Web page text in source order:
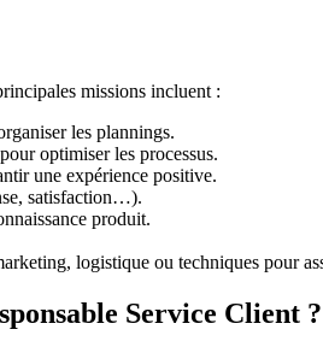
missions incluent :
les plannings.
optimiser les processus.
une expérience positive.
satisfaction…).
produit.
logistique ou techniques pour
Service Client ?